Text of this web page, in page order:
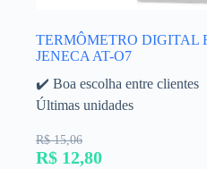
TERMÔMETRO DIGITAL
JENECA AT-O7
✔️ Boa escolha entre clientes
Últimas unidades
R$ 15,06
R$ 12,80